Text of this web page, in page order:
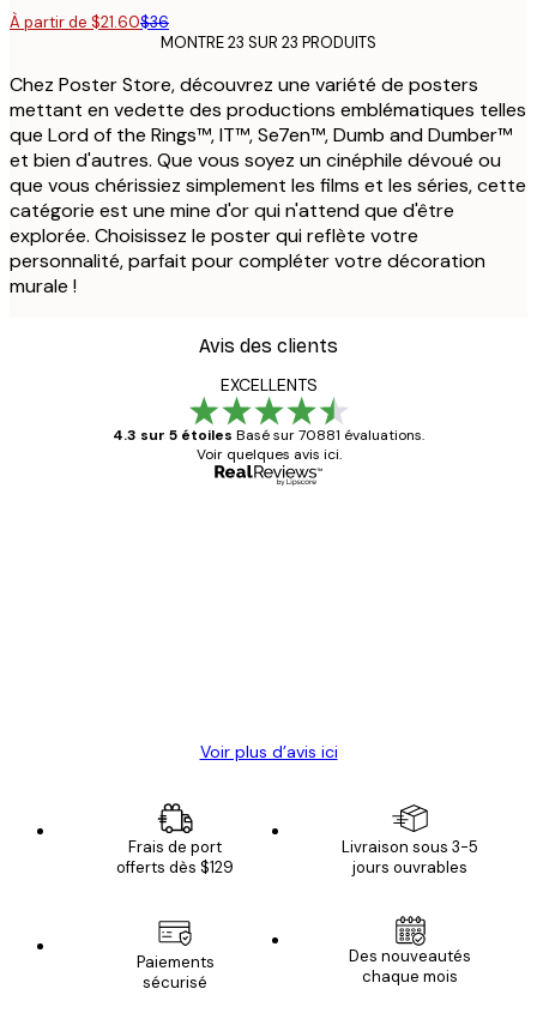
À partir de $21.60$36
MONTRE 23 SUR 23 PRODUITS
Chez Poster Store, découvrez une variété de posters
mettant en vedette des productions emblématiques telles
que Lord of the Rings™, IT™, Se7en™, Dumb and Dumber™
et bien d'autres. Que vous soyez un cinéphile dévoué ou
que vous chérissiez simplement les films et les séries, cette
catégorie est une mine d'or qui n'attend que d'être
explorée. Choisissez le poster qui reflète votre
personnalité, parfait pour compléter votre décoration
murale !
Avis des clients
EXCELLENTS
4.3 sur 5 étoiles Basé sur 70881 évaluations.
Voir quelques avis ici.
Voir plus d’avis ici
Frais de port
offerts dès $129
Livraison sous 3-5
jours ouvrables
Paiements
sécurisé
Des nouveautés
chaque mois